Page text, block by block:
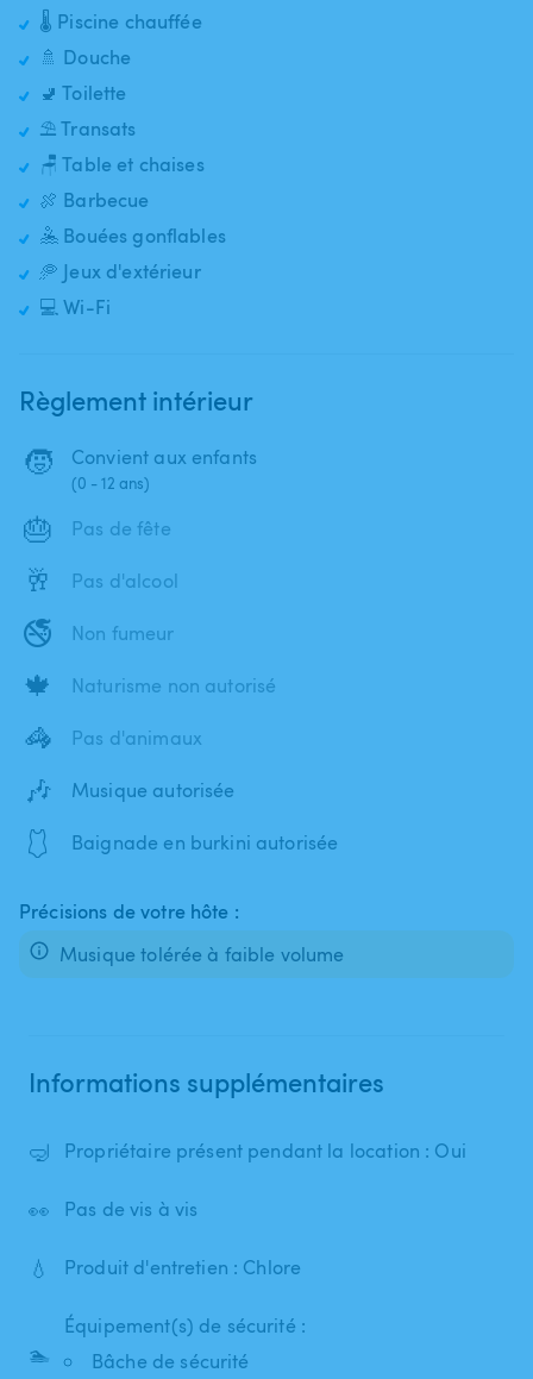
🌡️ Piscine chauffée
🚿 Douche
🚽 Toilette
⛱️ Transats
🪑 Table et chaises
🍖 Barbecue
🤽 Bouées gonflables
🥏 Jeux d'extérieur
💻 Wi-Fi
Règlement intérieur
🧒 Convient aux enfants
(0 - 12 ans)
🎂 Pas de fête
🥂 Pas d'alcool
🚭 Non fumeur
🍁 Naturisme non autorisé
🦓 Pas d'animaux
🎶 Musique autorisée
🩱 Baignade en burkini autorisée
Précisions de votre hôte :
Musique tolérée à faible volume
Informations supplémentaires
🤿 Propriétaire présent pendant la location : Oui
👀 Pas de vis à vis
💧 Produit d'entretien : Chlore
🏊
Équipement(s) de sécurité :
Bâche de sécurité